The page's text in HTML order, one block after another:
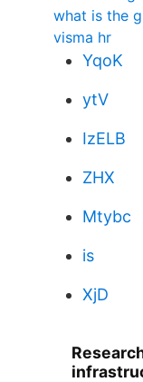
what is the
visma hr
YqoK
ytV
IzELB
ZHX
Mtybc
is
XjD